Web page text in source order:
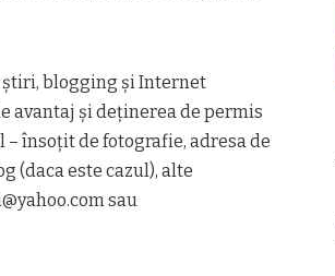
ştiri, blogging şi Internet
avantaj și deținerea de permis
însoţit de fotografie, adresa de
(daca este cazul), alte
sau